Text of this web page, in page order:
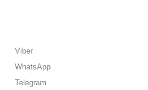
Viber
WhatsApp
Telegram